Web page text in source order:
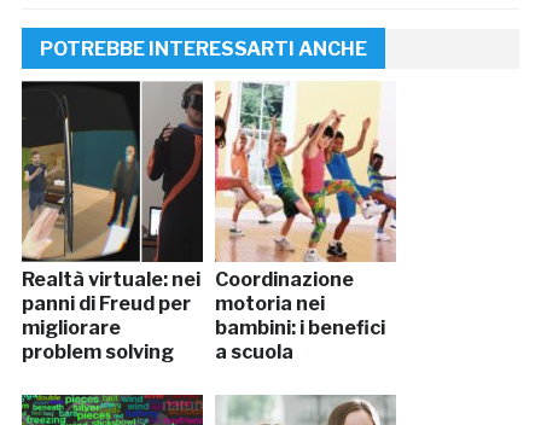
POTREBBE INTERESSARTI ANCHE
Realtà virtuale: nei
panni di Freud per
migliorare
problem solving
Coordinazione
motoria nei
bambini: i benefici
a scuola